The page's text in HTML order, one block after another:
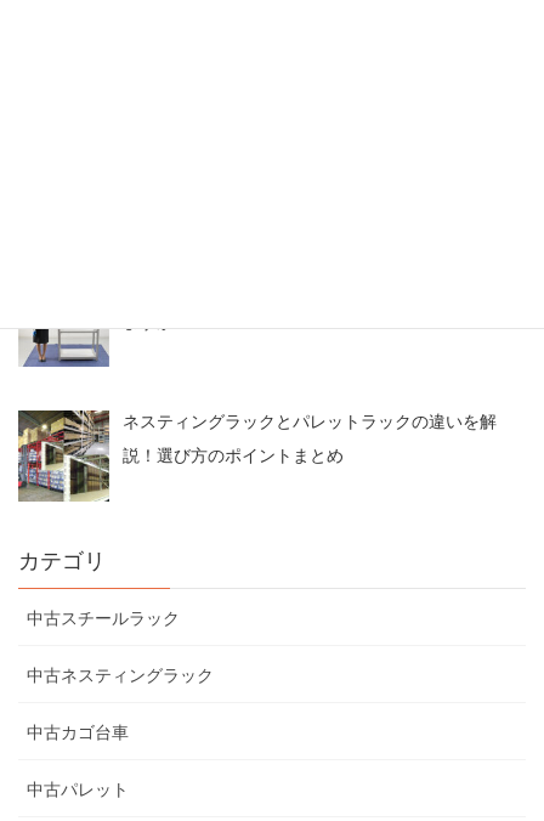
ネスティングラックとパレットラックの違いを解
説！選び方のポイントまとめ
カテゴリ
中古スチールラック
中古ネスティングラック
中古カゴ台車
中古パレット